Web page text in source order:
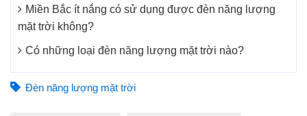
Miền Bắc ít nắng có sử dụng được đèn năng lượng
mặt trời không?
Có những loại đèn năng lượng mặt trời nào?
Đèn năng lượng mặt trời